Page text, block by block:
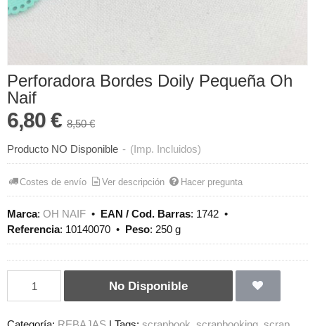
Perforadora Bordes Doily Pequeña Oh
Naif
6,80 € 8,50 €
Producto NO Disponible - (Imp. Incluidos)
Costes de envío Ver descripción Hacer pregunta
Marca: OH NAIF • EAN / Cod. Barras: 1742 •
Referencia: 10140070 • Peso: 250 g
No Disponible